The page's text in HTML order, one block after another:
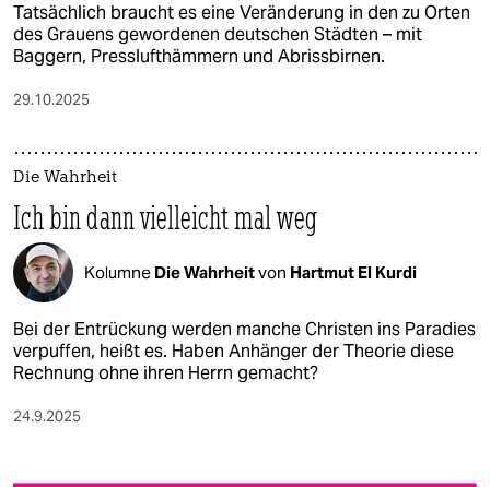
Tatsächlich braucht es eine Veränderung in den zu Orten
des Grauens gewordenen deutschen Städten – mit
Baggern, Presslufthämmern und Abrissbirnen.
29.10.2025
Die Wahrheit
Ich bin dann vielleicht mal weg
Kolumne Die Wahrheitvon Hartmut El Kurdi
Bei der Entrückung werden manche Christen ins Paradies
verpuffen, heißt es. Haben Anhänger der Theorie diese
Rechnung ohne ihren Herrn gemacht?
24.9.2025